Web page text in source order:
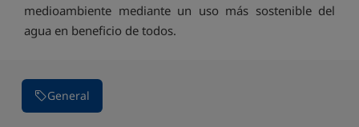
medioambiente mediante un uso más sostenible del
agua en beneficio de todos.
General